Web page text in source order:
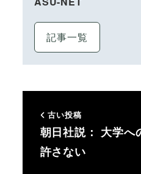
記事一覧
古い投稿
朝日社説： 大学へ
許さない